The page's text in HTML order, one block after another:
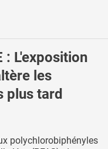
: L'exposition
les
plus tard
polychlorobiphényles